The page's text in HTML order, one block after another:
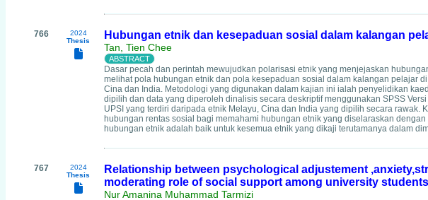
766
2024
Thesis
Hubungan etnik dan kesepaduan sosial dalam kalangan
Tan, Tien Chee
Dasar pecah dan perintah mewujudkan polarisasi etnik yang menjejaskan
melihat pola hubungan etnik dan pola kesepaduan sosial dalam kalangan pelajar
Cina dan India. Metodologi yang digunakan dalam kajian ini ialah penyelidikan
dipilih dan data yang diperoleh dinalisis secara deskriptif menggunakan SPSS
UPSI yang terdiri daripada etnik Melayu, Cina dan India yang dipilih secara rawak.
hubungan rentas sosial bagi memahami hubungan etnik yang diselaraskan
hubungan etnik adalah baik untuk kesemua etnik yang dikaji terutamanya dalam
767
2024
Thesis
Relationship between psychological adjustement
moderating role of social support among university
Nur Amanina Muhammad Tarmizi